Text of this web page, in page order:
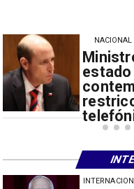
estado
NACIONAL